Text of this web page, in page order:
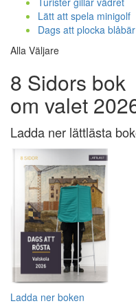
Lätt att spela minigolf
Dags att plocka blåbär
Alla Väljare
8 Sidors bok
om valet
Ladda ner lättlästa
Ladda ner boken